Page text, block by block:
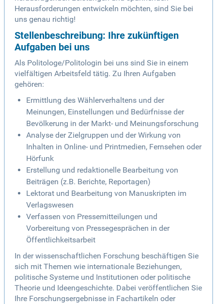
Herausforderungen entwickeln möchten, sind Sie bei
uns genau richtig!
Stellenbeschreibung: Ihre zukünftigen
Aufgaben bei uns
Als Politologe/Politologin bei uns sind Sie in einem
vielfältigen Arbeitsfeld tätig. Zu Ihren Aufgaben
gehören:
Ermittlung des Wählerverhaltens und der
Meinungen, Einstellungen und Bedürfnisse der
Bevölkerung in der Markt- und Meinungsforschung
Analyse der Zielgruppen und der Wirkung von
Inhalten in Online- und Printmedien, Fernsehen oder
Hörfunk
Erstellung und redaktionelle Bearbeitung von
Beiträgen (z.B. Berichte, Reportagen)
Lektorat und Bearbeitung von Manuskripten im
Verlagswesen
Verfassen von Pressemitteilungen und
Vorbereitung von Pressegesprächen in der
Öffentlichkeitsarbeit
In der wissenschaftlichen Forschung beschäftigen Sie
sich mit Themen wie internationale Beziehungen,
politische Systeme und Institutionen oder politische
Theorie und Ideengeschichte. Dabei veröffentlichen Sie
Ihre Forschungsergebnisse in Fachartikeln oder